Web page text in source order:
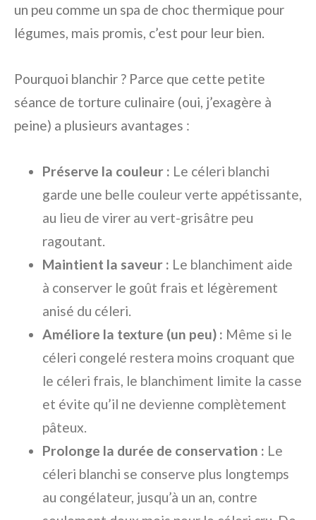
un peu comme un spa de choc thermique pour
légumes, mais promis, c’est pour leur bien.
Pourquoi blanchir ? Parce que cette petite
séance de torture culinaire (oui, j’exagère à
peine) a plusieurs avantages :
Préserve la couleur : Le céleri blanchi
garde une belle couleur verte appétissante,
au lieu de virer au vert-grisâtre peu
ragoutant.
Maintient la saveur : Le blanchiment aide
à conserver le goût frais et légèrement
anisé du céleri.
Améliore la texture (un peu) : Même si le
céleri congelé restera moins croquant que
le céleri frais, le blanchiment limite la casse
et évite qu’il ne devienne complètement
pâteux.
Prolonge la durée de conservation : Le
céleri blanchi se conserve plus longtemps
au congélateur, jusqu’à un an, contre